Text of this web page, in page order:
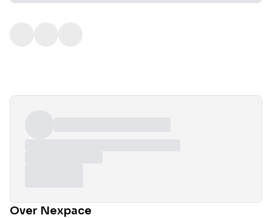
Over Nexpace